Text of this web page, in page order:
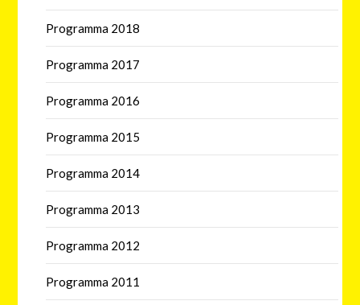
Programma 2018
Programma 2017
Programma 2016
Programma 2015
Programma 2014
Programma 2013
Programma 2012
Programma 2011